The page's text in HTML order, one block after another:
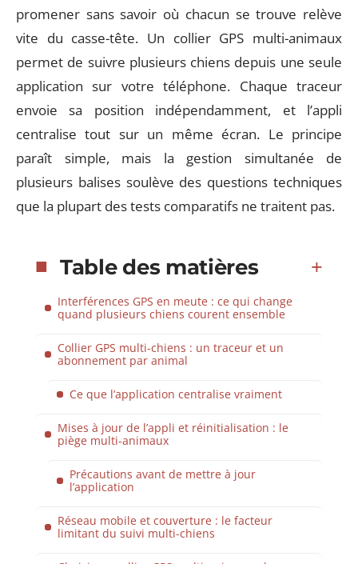
promener sans savoir où chacun se trouve relève
vite du casse-tête. Un collier GPS multi-animaux
permet de suivre plusieurs chiens depuis une seule
application sur votre téléphone. Chaque traceur
envoie sa position indépendamment, et l’appli
centralise tout sur un même écran. Le principe
paraît simple, mais la gestion simultanée de
plusieurs balises soulève des questions techniques
que la plupart des tests comparatifs ne traitent pas.
Table des matières
Interférences GPS en meute : ce qui change
quand plusieurs chiens courent ensemble
Collier GPS multi-chiens : un traceur et un
abonnement par animal
Ce que l’application centralise vraiment
Mises à jour de l’appli et réinitialisation : le
piège multi-animaux
Précautions avant de mettre à jour
l’application
Réseau mobile et couverture : le facteur
limitant du suivi multi-chiens